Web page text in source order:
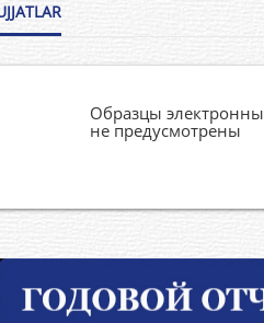
Образцы
не предусмотрены